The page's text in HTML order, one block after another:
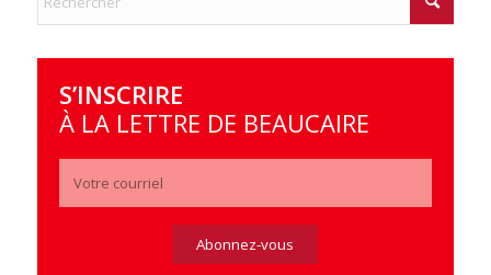
S’INSCRIRE
À LA LETTRE DE BEAUCAIRE